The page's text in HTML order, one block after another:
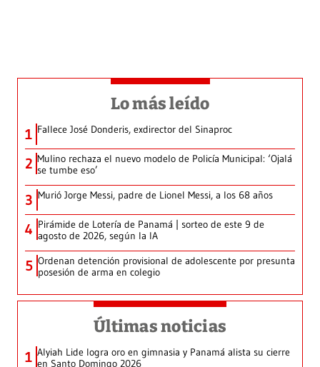
Lo más leído
1 Fallece José Donderis, exdirector del Sinaproc
2 Mulino rechaza el nuevo modelo de Policía Municipal: ‘Ojalá
se tumbe eso’
3 Murió Jorge Messi, padre de Lionel Messi, a los 68 años
4 Pirámide de Lotería de Panamá | sorteo de este 9 de
agosto de 2026, según la IA
5 Ordenan detención provisional de adolescente por presunta
posesión de arma en colegio
Últimas noticias
1 Alyiah Lide logra oro en gimnasia y Panamá alista su cierre
en Santo Domingo 2026